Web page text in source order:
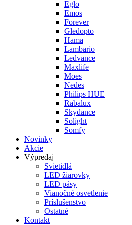
Eglo
Emos
Forever
Gledopto
Hama
Lambario
Ledvance
Maxlife
Moes
Nedes
Philips HUE
Rabalux
Skydance
Solight
Somfy
Novinky
Akcie
Výpredaj
Svietidlá
LED žiarovky
LED pásy
Vianočné osvetlenie
Príslušenstvo
Ostatné
Kontakt